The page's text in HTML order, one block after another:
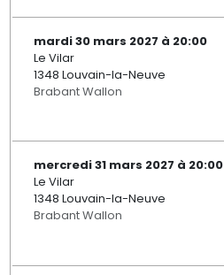
mardi 30 mars 2027 à 20:00
Le Vilar
1348 Louvain-la-Neuve
Brabant Wallon
mercredi 31 mars 2027 à 20:00
Le Vilar
1348 Louvain-la-Neuve
Brabant Wallon